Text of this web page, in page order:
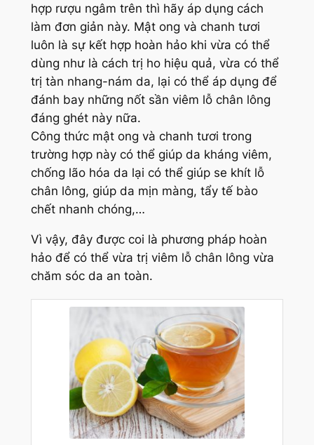
hợp rượu ngâm trên thì hãy áp dụng cách
làm đơn giản này. Mật ong và chanh tươi
luôn là sự kết hợp hoàn hảo khi vừa có thể
dùng như là cách trị ho hiệu quả, vừa có thể
trị tàn nhang-nám da, lại có thể áp dụng để
đánh bay những nốt sần viêm lỗ chân lông
đáng ghét này nữa.
Công thức mật ong và chanh tươi trong
trường hợp này có thể giúp da kháng viêm,
chống lão hóa da lại có thể giúp se khít lỗ
chân lông, giúp da mịn màng, tẩy tế bào
chết nhanh chóng,…
Vì vậy, đây được coi là phương pháp hoàn
hảo để có thể vừa trị viêm lỗ chân lông vừa
chăm sóc da an toàn.